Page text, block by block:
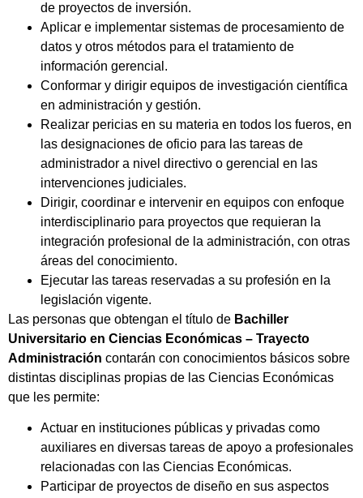
de proyectos de inversión.
Aplicar e implementar sistemas de procesamiento de
datos y otros métodos para el tratamiento de
información gerencial.
Conformar y dirigir equipos de investigación científica
en administración y gestión.
Realizar pericias en su materia en todos los fueros, en
las designaciones de oficio para las tareas de
administrador a nivel directivo o gerencial en las
intervenciones judiciales.
Dirigir, coordinar e intervenir en equipos con enfoque
interdisciplinario para proyectos que requieran la
integración profesional de la administración, con otras
áreas del conocimiento.
Ejecutar las tareas reservadas a su profesión en la
legislación vigente.
Las personas que obtengan el título de Bachiller
Universitario en Ciencias Económicas – Trayecto
Administración contarán con conocimientos básicos sobre
distintas disciplinas propias de las Ciencias Económicas
que les permite:
Actuar en instituciones públicas y privadas como
auxiliares en diversas tareas de apoyo a profesionales
relacionadas con las Ciencias Económicas.
Participar de proyectos de diseño en sus aspectos